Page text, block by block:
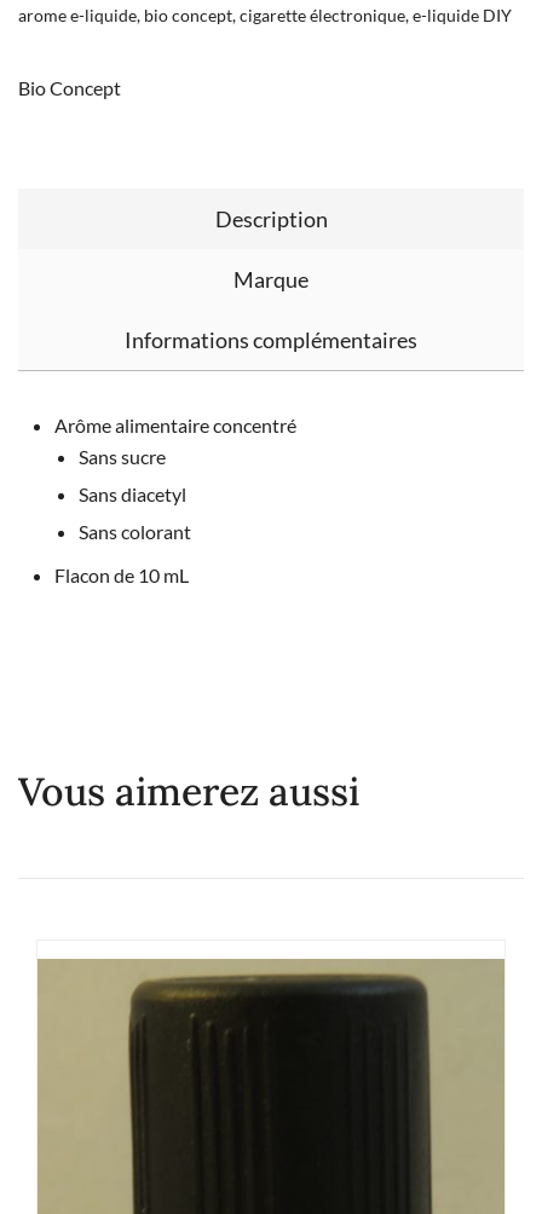
arome e-liquide, bio concept,cigarette électronique,e-liquide DIY
Bio Concept
Description
Marque
Informations complémentaires
Arôme alimentaire concentré
Sans sucre
Sans diacetyl
Sans colorant
Flacon de 10 mL
Vous aimerez aussi